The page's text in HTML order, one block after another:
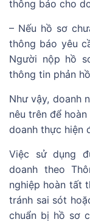
thông báo cho
– Nếu hồ sơ
thông báo yêu
Người nộp hồ
thông tin phản
Như vậy, doanh
nêu trên để
doanh thực hiện
Việc sử dụng
doanh theo
nghiệp hoàn tất
tránh sai sót
chuẩn bị hồ sơ